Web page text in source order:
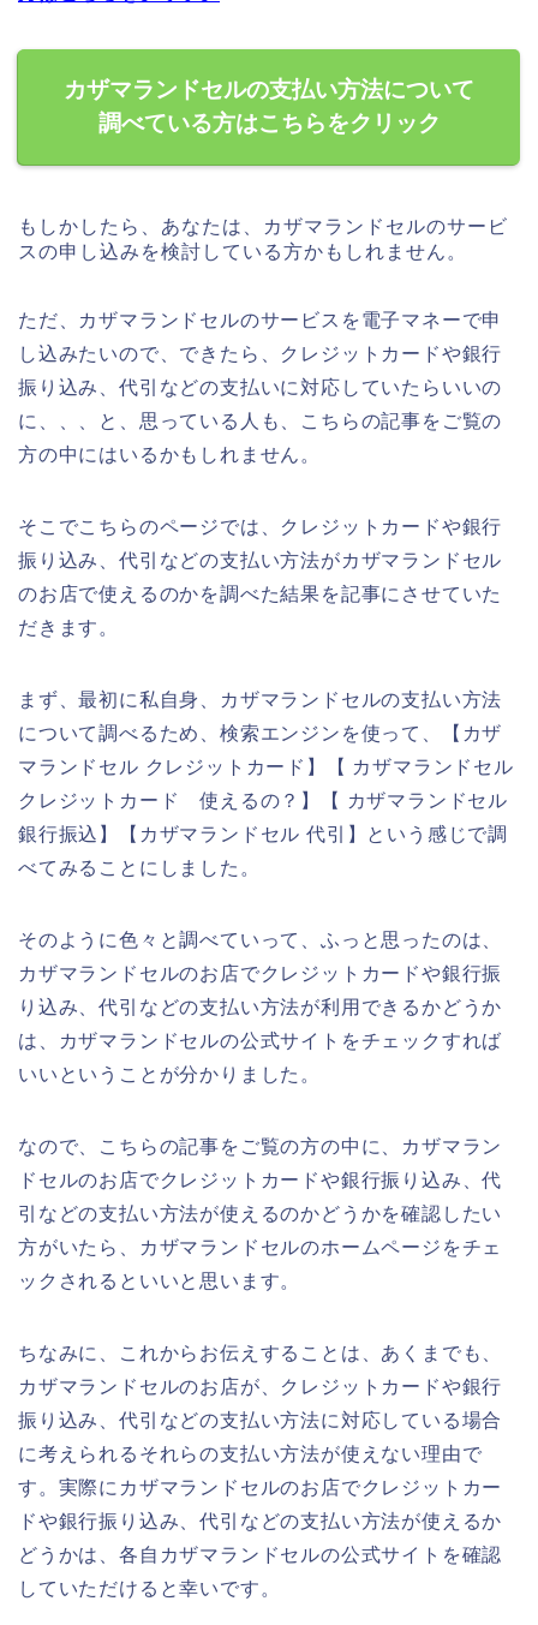
カザマランドセルの支払い方法について
調べている方はこちらをクリック
もしかしたら、あなたは、カザマランドセルのサービ
スの申し込みを検討している方かもしれません。
ただ、カザマランドセルのサービスを電子マネーで申
し込みたいので、できたら、クレジットカードや銀行
振り込み、代引などの支払いに対応していたらいいの
に、、、と、思っている人も、こちらの記事をご覧の
方の中にはいるかもしれません。
そこでこちらのページでは、クレジットカードや銀行
振り込み、代引などの支払い方法がカザマランドセル
のお店で使えるのかを調べた結果を記事にさせていた
だきます。
まず、最初に私自身、カザマランドセルの支払い方法
について調べるため、検索エンジンを使って、【カザ
マランドセル クレジットカード】【 カザマランドセル
クレジットカード 使えるの？】【 カザマランドセル
銀行振込】【カザマランドセル 代引】という感じで調
べてみることにしました。
そのように色々と調べていって、ふっと思ったのは、
カザマランドセルのお店でクレジットカードや銀行振
り込み、代引などの支払い方法が利用できるかどうか
は、カザマランドセルの公式サイトをチェックすれば
いいということが分かりました。
なので、こちらの記事をご覧の方の中に、カザマラン
ドセルのお店でクレジットカードや銀行振り込み、代
引などの支払い方法が使えるのかどうかを確認したい
方がいたら、カザマランドセルのホームページをチェ
ックされるといいと思います。
ちなみに、これからお伝えすることは、あくまでも、
カザマランドセルのお店が、クレジットカードや銀行
振り込み、代引などの支払い方法に対応している場合
に考えられるそれらの支払い方法が使えない理由で
す。実際にカザマランドセルのお店でクレジットカー
ドや銀行振り込み、代引などの支払い方法が使えるか
どうかは、各自カザマランドセルの公式サイトを確認
していただけると幸いです。